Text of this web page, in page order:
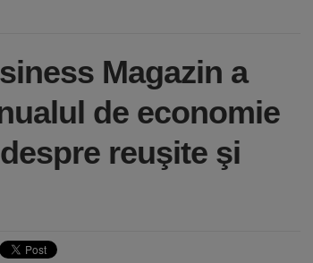
Magazin a
de economie
reuşite şi